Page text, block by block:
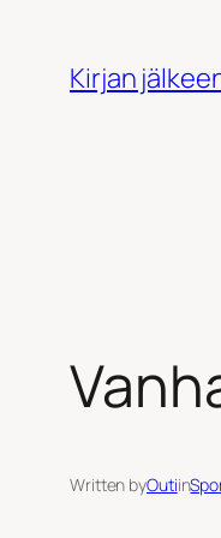
sisältöön
Kirjan
Written byOutiin